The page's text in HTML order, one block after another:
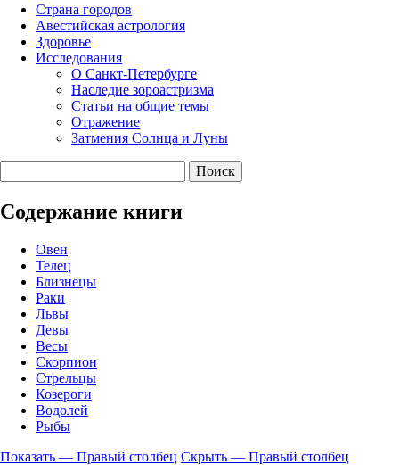
Страна городов
Авестийская астрология
Здоровье
Исследования
О Санкт-Петербурге
Наследие зороастризма
Cтатьи на общие темы
Отражение
Затмения Солнца и Луны
Содержание книги
Овен
Телец
Близнецы
Раки
Львы
Девы
Весы
Скорпион
Стрельцы
Козероги
Водолей
Рыбы
Показать — Правый столбец Скрыть — Правый столбец